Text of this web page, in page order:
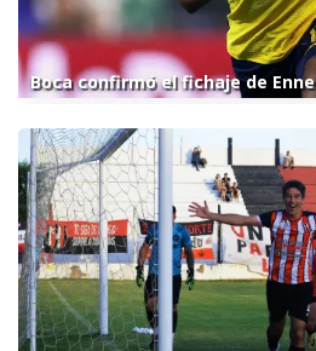
Boca confirmó el fichaje de